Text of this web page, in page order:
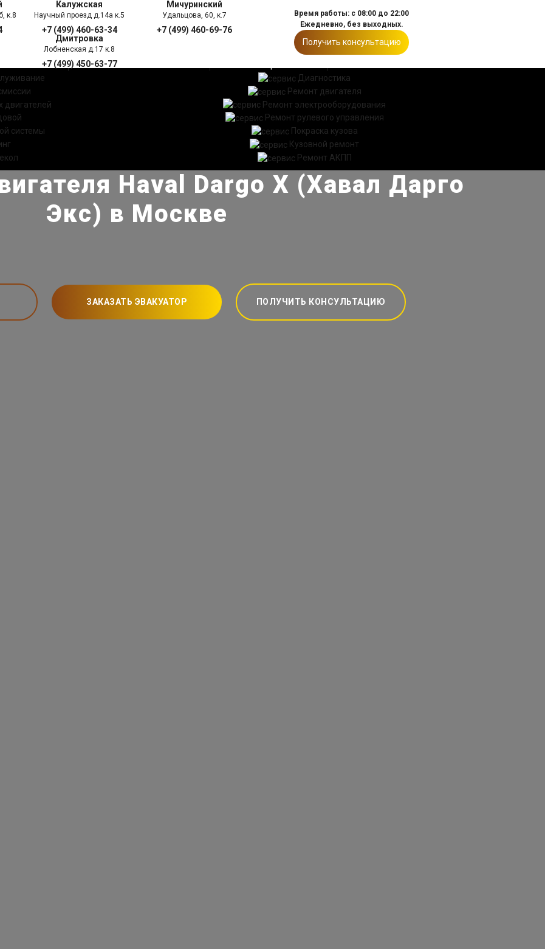
к.8
Калужская
Научный проезд д.14а к.5
+7 (499) 460-63-34
Мичуринский
Удальцова, 60, к.7
+7 (499) 460-69-76
Дмитровка
Лобненская д.17 к.8
+7 (499) 450-63-77
Время работы: с 08:00 до 22:00
Ежедневно, без выходных.
Получить консультацию
ПРАЙС ЛИСТ
Диагностика
Ремонт двигателя
двигателей
Ремонт электрооборудования
Ремонт рулевого управления
системы
Покраска кузова
Кузовной ремонт
Ремонт АКПП
Haval Dargo X (Хавал Дарго
Экс) в Москве
ЗАКАЗАТЬ ЭВАКУАТОР ПОЛУЧИТЬ КОНСУЛЬТАЦИЮ